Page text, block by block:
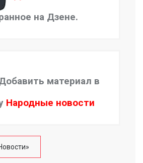
на Дзене.
материал в
Народные новости